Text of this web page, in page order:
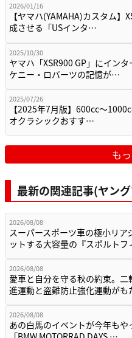
2026/01/16
【ヤマハ(YAMAHA)カスタム】
成させる「USインタ…
2025/10/30
ヤマハ「XSR900 GP」にインタ
ケニー・ロバーツの記憶が…
2025/07/26
【2025年7月版】600cc～
オクラシックおすす…
も
最新の関連記事(ヤン
2026/08/08
スーパースポーツ車の極小リア
ットする大容量の『スポルト
2026/08/08
愛車と自分を守る秋の約束。二
進運動と盗難防止強化運動が
2026/08/08
あの白馬のイベントが今年もや